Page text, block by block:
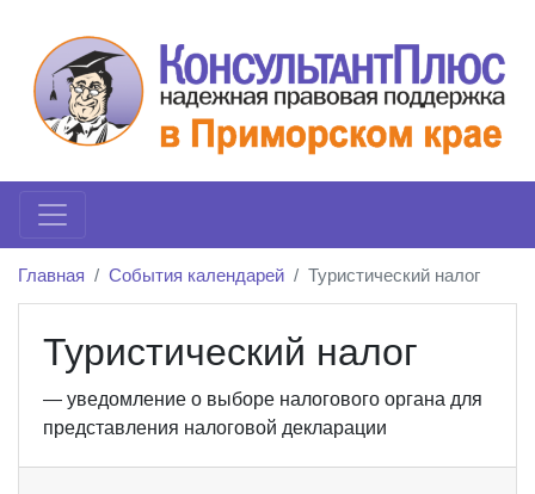
Главная События календарей Туристический налог
Туристический налог
— уведомление о выборе налогового органа для
представления налоговой декларации